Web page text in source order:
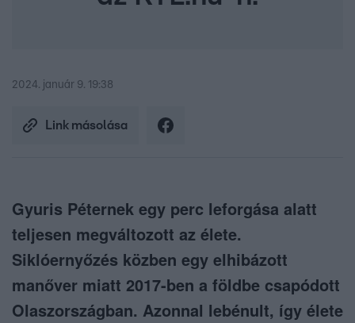
2024. január 9. 19:38
Link másolása
Gyuris Péternek egy perc leforgása alatt
teljesen megváltozott az élete.
Siklóernyőzés közben egy elhibázott
manőver miatt 2017-ben a földbe csapódott
Olaszországban. Azonnal lebénult, így élete